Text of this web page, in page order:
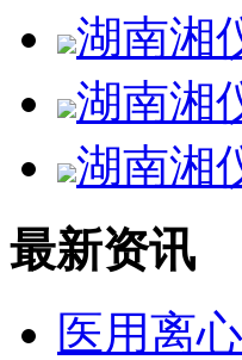
湖南湘
湖南湘
湖南湘
最新资讯
医用离